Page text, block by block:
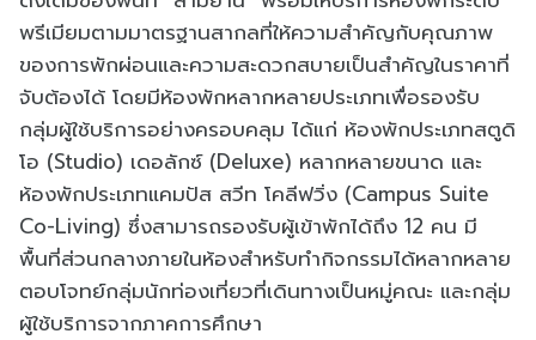
พรีเมียมตามมาตรฐานสากลที่ให้ความสำคัญกับคุณภาพ
ของการพักผ่อนและความสะดวกสบายเป็นสำคัญในราคาที่
จับต้องได้ โดยมีห้องพักหลากหลายประเภทเพื่อรองรับ
กลุ่มผู้ใช้บริการอย่างครอบคลุม ได้แก่ ห้องพักประเภทสตูดิ
โอ (Studio) เดอลักซ์ (Deluxe) หลากหลายขนาด และ
ห้องพักประเภทแคมปัส สวีท โคลีฟวิ่ง (Campus Suite
Co-Living) ซึ่งสามารถรองรับผู้เข้าพักได้ถึง 12 คน มี
พื้นที่ส่วนกลางภายในห้องสำหรับทำกิจกรรมได้หลากหลาย
ตอบโจทย์กลุ่มนักท่องเที่ยวที่เดินทางเป็นหมู่คณะ และกลุ่ม
ผู้ใช้บริการจากภาคการศึกษา